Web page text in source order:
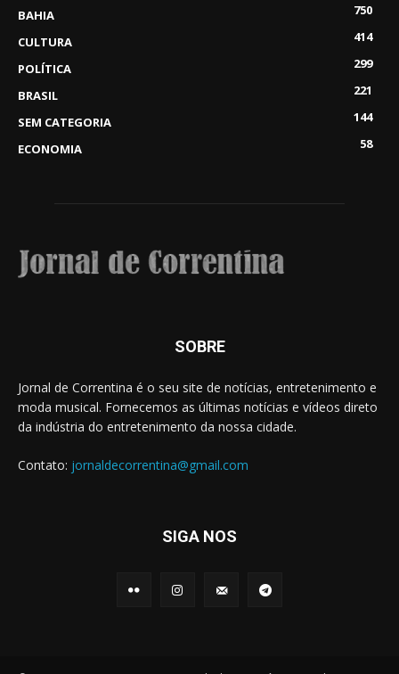
BAHIA
750
CULTURA
414
POLÍTICA
299
BRASIL
221
SEM CATEGORIA
144
ECONOMIA
58
SOBRE
Jornal de Correntina é o seu site de notícias, entretenimento e
moda musical. Fornecemos as últimas notícias e vídeos direto
da indústria do entretenimento da nossa cidade.
Contato: jornaldecorrentina@gmail.com
SIGA NOS